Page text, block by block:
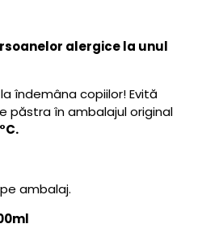
alergice la unul
îndemâna copiilor! Evită
păstra în ambalajul original
ambalaj.